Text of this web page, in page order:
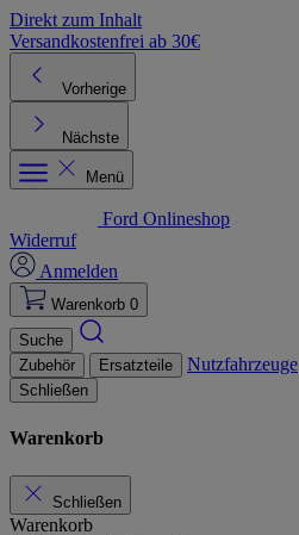
Direkt zum Inhalt
Versandkostenfrei ab 30€
Vorherige
Nächste
Menü
Ford Onlineshop
Widerruf
Anmelden
Warenkorb 0
Suche
Zubehör
Ersatzteile Nutzfahrzeuge
Schließen
Warenkorb
Schließen
Warenkorb